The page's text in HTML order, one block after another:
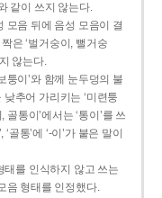
같이 쓰지 않는다.
모음 뒤에 음성 모음이 결
은 ‘벌거숭이, 뻘거숭
않는다.
이’와 함께 눈두덩의 불
추어 가리키는 ‘미련퉁
골통이’에서는 ‘통이’를 쓰
골통’에 ‘-이’가 붙은 말이
태를 인식하지 않고 쓰는
음 형태를 인정했다.